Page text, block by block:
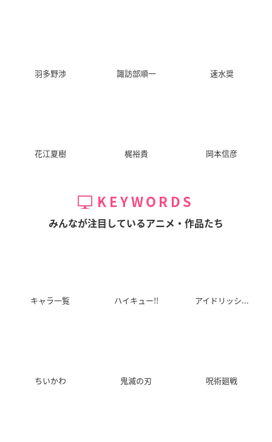
羽多野渉 諏訪部順一 速水奨
花江夏樹 梶裕貴 岡本信彦
KEYWORDS
みんなが注目しているアニメ・作品たち
キャラ一覧 ハイキュー!! アイドリッシ...
ちいかわ 鬼滅の刃 呪術廻戦